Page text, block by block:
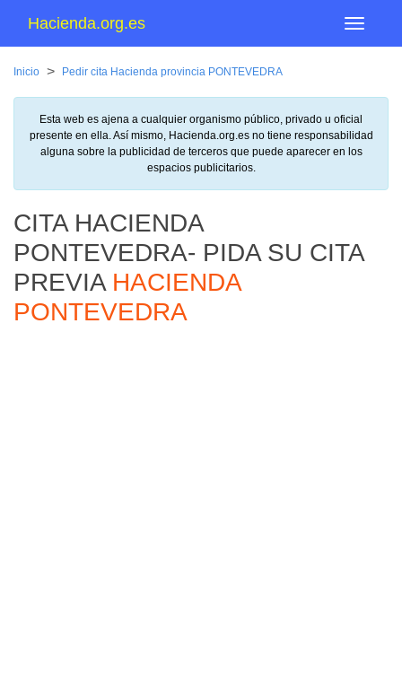
Menu
Hacienda.org.es
Inicio > Pedir cita Hacienda provincia PONTEVEDRA
Esta web es ajena a cualquier organismo público, privado u oficial
presente en ella. Así mismo, Hacienda.org.es no tiene responsabilidad
alguna sobre la publicidad de terceros que puede aparecer en los
espacios publicitarios.
CITA HACIENDA
PONTEVEDRA- PIDA SU CITA
PREVIA HACIENDA
PONTEVEDRA